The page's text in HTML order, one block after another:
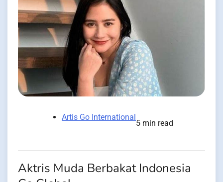
Artis Go International
5 min read
Aktris Muda Berbakat Indonesia